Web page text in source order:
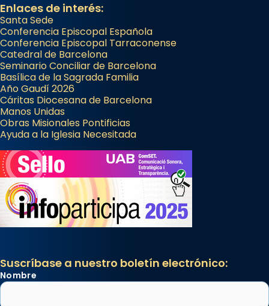
Enlaces de interés:
Santa Sede
Conferencia Episcopal Española
Conferencia Episcopal Tarraconense
Catedral de Barcelona
Seminario Conciliar de Barcelona
Basílica de la Sagrada Familia
Año Gaudí 2026
Cáritas Diocesana de Barcelona
Manos Unidas
Obras Misionales Pontificias
Ayuda a la Iglesia Necesitada
Suscríbase a nuestro boletín electrónico:
Nombre